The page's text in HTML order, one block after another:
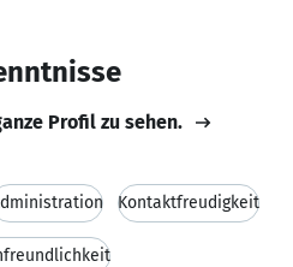
Profil zu sehen.
Kontaktfreudigkeit